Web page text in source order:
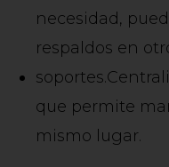
necesidad,
respaldos en
que permite
mismo lugar.